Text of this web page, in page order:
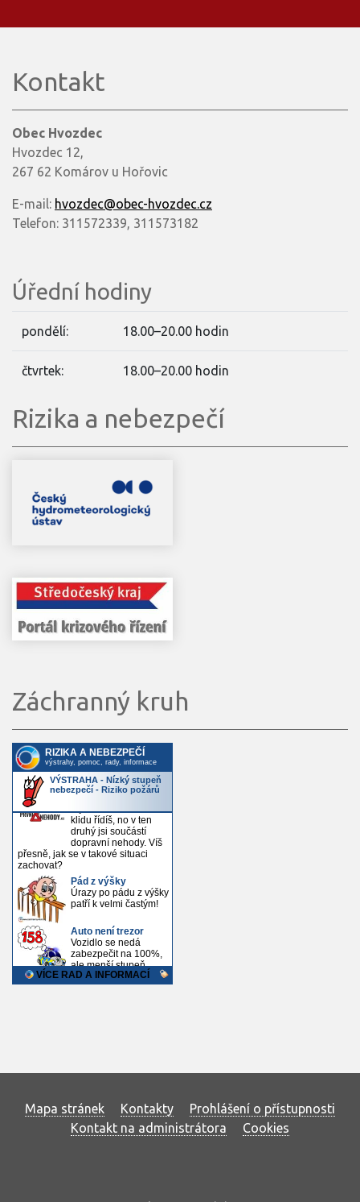
Kontakt
Obec Hvozdec
Hvozdec 12,
267 62 Komárov u Hořovic
E-mail: hvozdec@obec-hvozdec.cz
Telefon: 311572339, 311573182
Úřední hodiny
pondělí: 18.00–20.00 hodin
čtvrtek: 18.00–20.00 hodin
Rizika a nebezpečí
Záchranný kruh
Mapa stránek Kontakty
Prohlášení o přístupnosti
Kontakt na administrátora
Cookies